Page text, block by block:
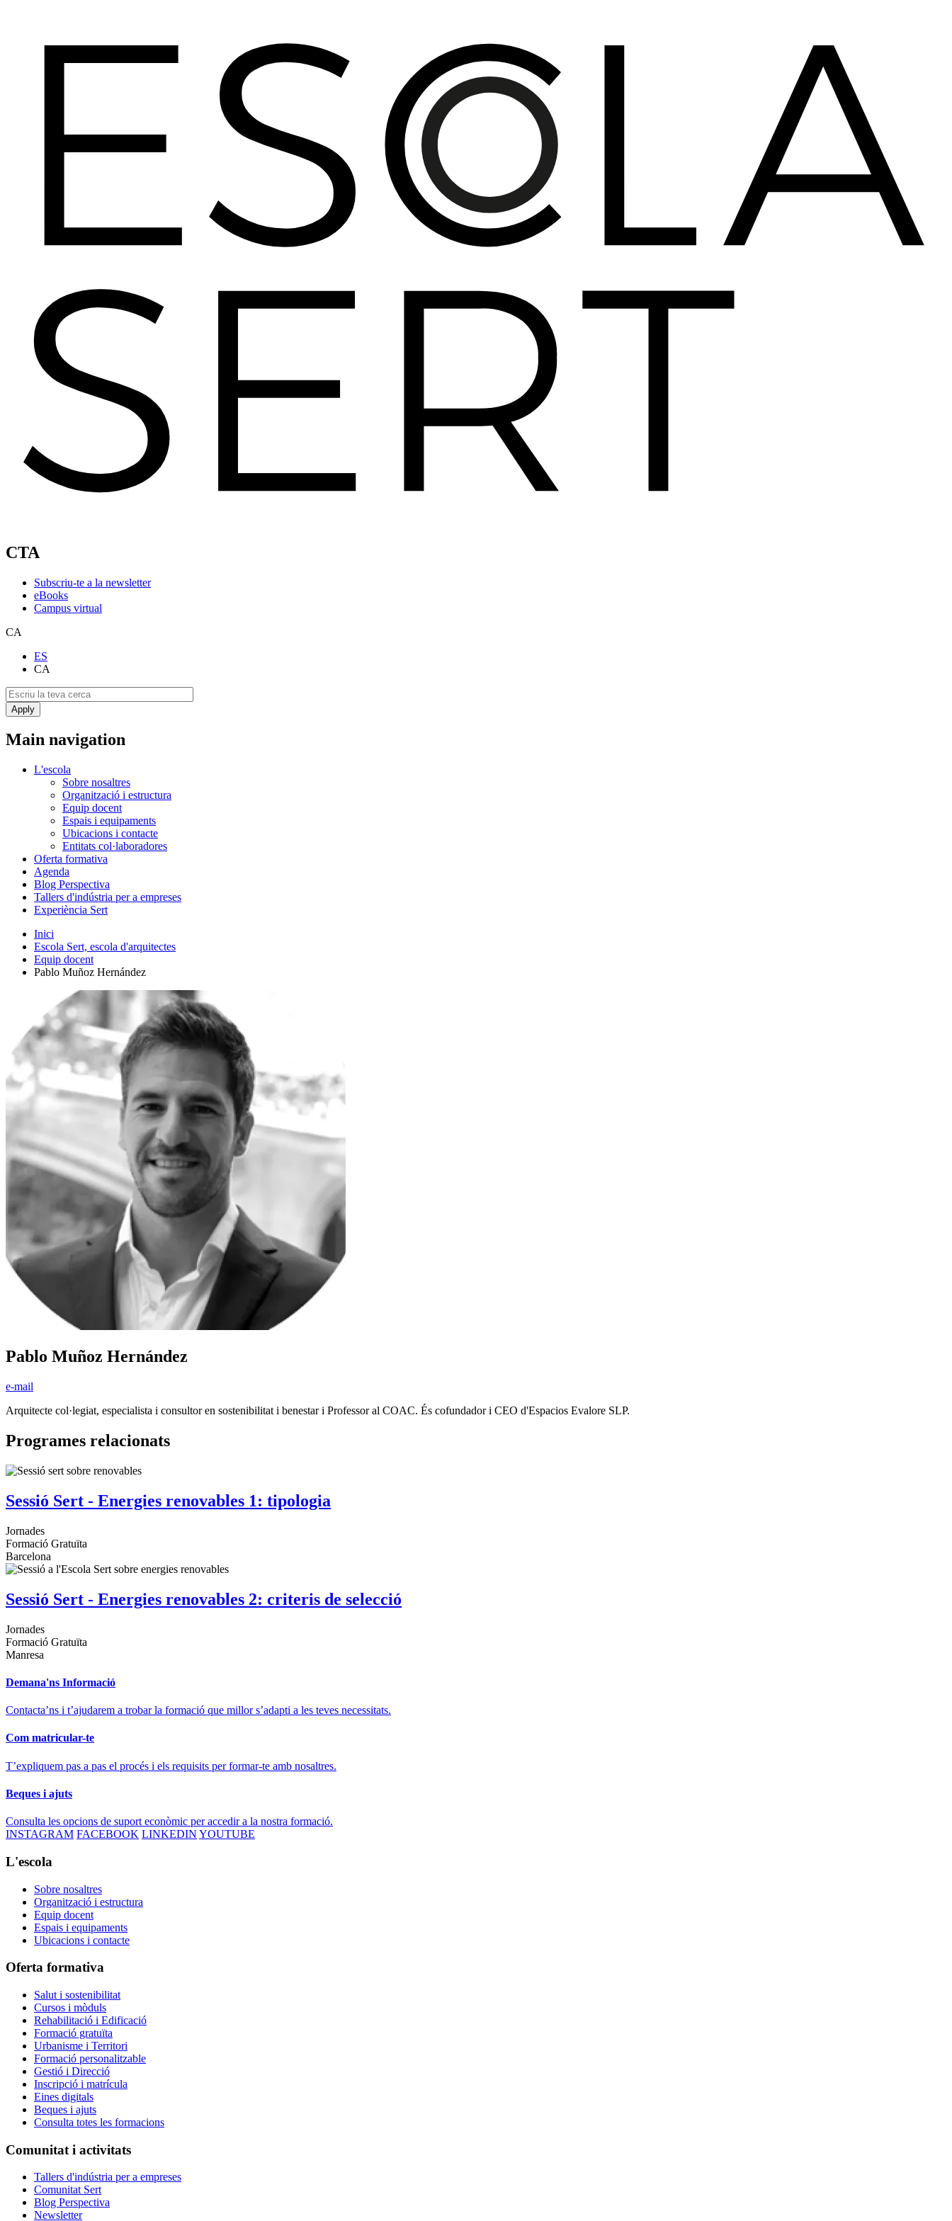
CTA
Subscriu-te a la newsletter
eBooks
Campus virtual
CA
ES
CA
Main navigation
L'escola
Sobre nosaltres
Organització i estructura
Equip docent
Espais i equipaments
Ubicacions i contacte
Entitats col·laboradores
Oferta formativa
Agenda
Blog Perspectiva
Tallers d'indústria per a empreses
Experiència Sert
Inici
Escola Sert, escola d'arquitectes
Equip docent
Pablo Muñoz Hernández
Pablo Muñoz Hernández
e-mail
Arquitecte col·legiat, especialista i consultor en sostenibilitat i benestar i Professor al COAC. És cofundador i CEO d'Espacios Evalore SLP.
Programes relacionats
Sessió Sert - Energies renovables 1: tipologia
Jornades
Formació Gratuïta
Barcelona
Sessió Sert - Energies renovables 2: criteris de selecció
Jornades
Formació Gratuïta
Manresa
Demana'ns Informació
Contacta’ns i t’ajudarem a trobar la formació que millor s’adapti a les teves necessitats.
Com matricular-te
T’expliquem pas a pas el procés i els requisits per formar-te amb nosaltres.
Beques i ajuts
Consulta les opcions de suport econòmic per accedir a la nostra formació.
INSTAGRAM FACEBOOK LINKEDIN YOUTUBE
L'escola
Sobre nosaltres
Organització i estructura
Equip docent
Espais i equipaments
Ubicacions i contacte
Oferta formativa
Salut i sostenibilitat
Cursos i mòduls
Rehabilitació i Edificació
Formació gratuïta
Urbanisme i Territori
Formació personalitzable
Gestió i Direcció
Inscripció i matrícula
Eines digitals
Beques i ajuts
Consulta totes les formacions
Comunitat i activitats
Tallers d'indústria per a empreses
Comunitat Sert
Blog Perspectiva
Newsletter